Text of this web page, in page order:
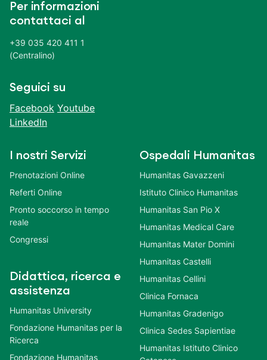
Per informazioni
contattaci al
+39 035 420 411 1
(Centralino)
Seguici su
Facebook Youtube
LinkedIn
I nostri Servizi
Prenotazioni Online
Referti Online
Pronto soccorso in tempo
reale
Congressi
Didattica, ricerca e
assistenza
Humanitas University
Fondazione Humanitas per la
Ricerca
Fondazione Humanitas
Ospedali Humanitas
Humanitas Gavazzeni
Istituto Clinico Humanitas
Humanitas San Pio X
Humanitas Medical Care
Humanitas Mater Domini
Humanitas Castelli
Humanitas Cellini
Clinica Fornaca
Humanitas Gradenigo
Clinica Sedes Sapientiae
Humanitas Istituto Clinico